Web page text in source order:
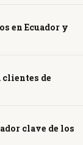
en Ecuador y
clientes de
clave de los